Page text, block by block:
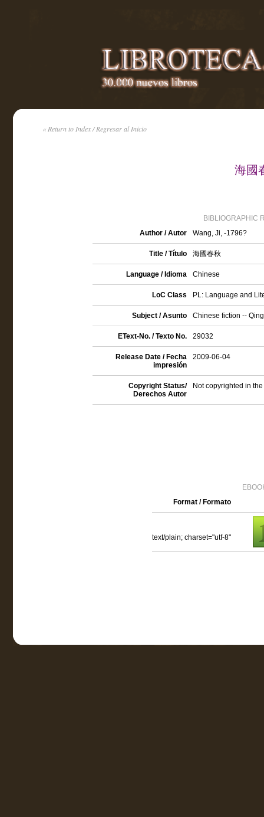
« Return to Index / Regresar al Inicio
海國
BIBLIOGRAPHIC
Author / Autor
Wang, Ji, -1796?
Title / Título 海國春秋
Language / Idioma Chinese
LoC Class PL: Language and
Subject / Asunto Chinese fiction --
EText-No. / Texto No. 29032
Release Date / Fecha
impresión
2009-06-04
Copyright Status/
Derechos Autor
Not copyrighted in
Format / Formato
text/plain; charset="utf-8"